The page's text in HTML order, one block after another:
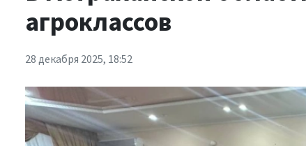
агроклассов
28 декабря 2025, 18:52